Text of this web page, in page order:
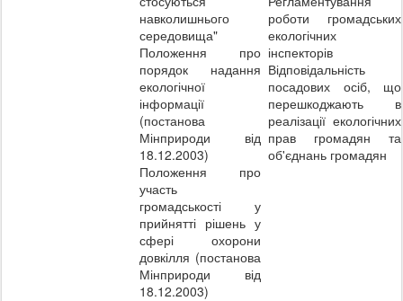
навколишнього
середовища"
Положення про
порядок надання
екологічної
інформації
(постанова
Мінприроди від
18.12.2003)
Положення про
участь
громадськості у
прийнятті рішень у
сфері охорони
довкілля (постанова
Мінприроди від
18.12.2003)
роботи громадських
екологічних
інспекторів
Відповідальність
посадових осіб, що
перешкоджають в
реалізації екологічних
прав громадян та
об'єднань громадян